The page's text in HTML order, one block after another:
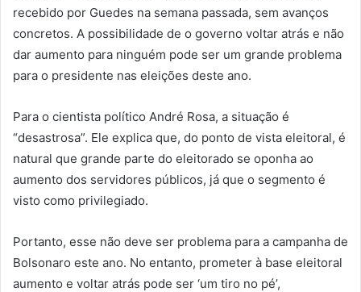
recebido por Guedes na semana passada, sem avanços
concretos. A possibilidade de o governo voltar atrás e não
dar aumento para ninguém pode ser um grande problema
para o presidente nas eleições deste ano.
Para o cientista político André Rosa, a situação é
“desastrosa”. Ele explica que, do ponto de vista eleitoral, é
natural que grande parte do eleitorado se oponha ao
aumento dos servidores públicos, já que o segmento é
visto como privilegiado.
Portanto, esse não deve ser problema para a campanha de
Bolsonaro este ano. No entanto, prometer à base eleitoral
aumento e voltar atrás pode ser ‘um tiro no pé’,